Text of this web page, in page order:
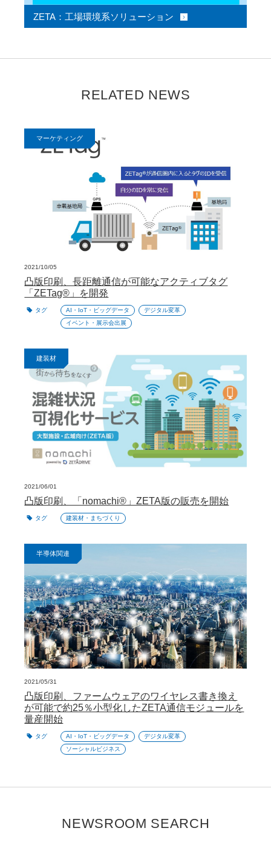
ZETA：工場環境系ソリューション
RELATED NEWS
マーケティング
2021/10/05
凸版印刷、長距離通信が可能なアクティブタグ
「ZETag®」を開発
タグ AI・IoT・ビッグデータ
デジタル変革
イベント・展示会出展
建装材
2021/06/01
凸版印刷、「nomachi®」ZETA版の販売を開始
タグ 建装材・まちづくり
半導体関連
2021/05/31
凸版印刷、ファームウェアのワイヤレス書き換え
が可能で約25％小型化したZETA通信モジュールを
量産開始
タグ AI・IoT・ビッグデータ
デジタル変革
ソーシャルビジネス
NEWSROOM SEARCH